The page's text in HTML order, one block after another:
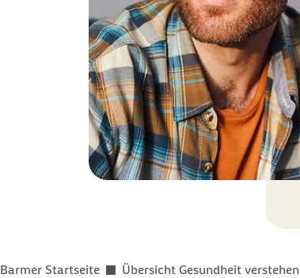
Sie befinden sich hier:
Barmer Startseite Übersicht Gesundheit verstehen